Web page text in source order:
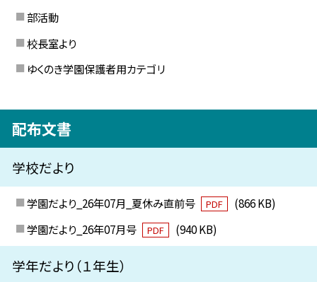
部活動
校長室より
ゆくのき学園保護者用カテゴリ
配布文書
学校だより
学園だより_26年07月_夏休み直前号 PDF
(866 KB)
学園だより_26年07月号
PDF (940 KB)
学年だより（１年生）